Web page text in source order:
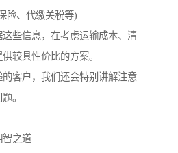
险、代缴关税等)
些信息，在考虑运输成本、清
较具性价比的方案。
客户，我们还会特别讲解注意
。
智之道